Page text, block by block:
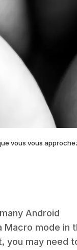
vous vous
Android
Macro mode in
you may need